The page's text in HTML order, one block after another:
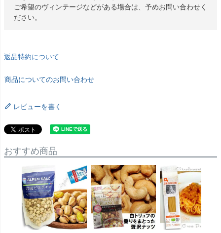
ご希望のヴィンテージなどがある場合は、予めお問い合わせく
ださい。
返品特約について
商品についてのお問い合わせ
レビューを書く
おすすめ商品